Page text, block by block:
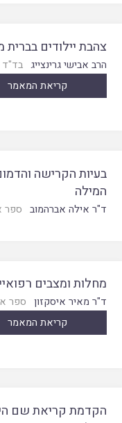
צהבת יילודים בברית
הרב אבישי גרינצייג בד"ד 29
קריאת המאמר
בעיות הקרישה
המילה
ד"ר אילה אברהמוב ספר
מחלות ומצבים
ד"ר מאיר איסקזון ספר
קריאת המאמר
הקדמת קריאת שם